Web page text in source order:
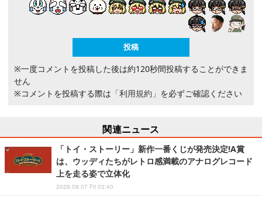
※一度コメントを投稿した後は約120秒間投稿することができま
せん
※コメントを投稿する際は 「利用規約」 を必ずご確認ください
関連ニュース
「トイ・ストーリー」新作一番くじが発売決定!A賞
は、ウッディたちがレトロ感満載のアナログレコード
上を走る姿で立体化
2026.08.07 Fri 03:40